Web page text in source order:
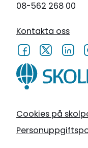
Cookies på
08-562 268 00
Kontakta oss